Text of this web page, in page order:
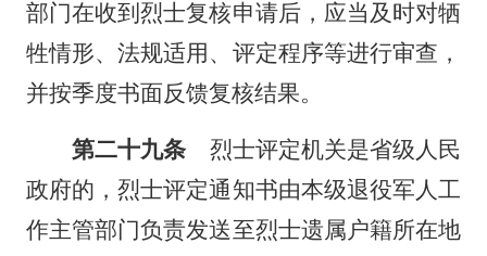
部门在收到烈士复核申请后，应当及时对牺
牲情形、法规适用、评定程序等进行审查，
并按季度书面反馈复核结果。
第二十九条 烈士评定机关是省级人民
政府的，烈士评定通知书由本级退役军人工
作主管部门负责发送至烈士遗属户籍所在地